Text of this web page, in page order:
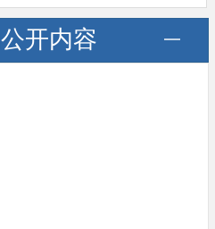
公开内容